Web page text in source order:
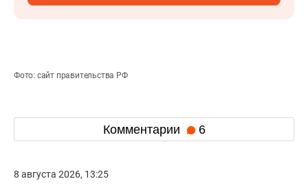
Фото: сайт правительства РФ
Комментарии 6
8 августа 2026, 13:25